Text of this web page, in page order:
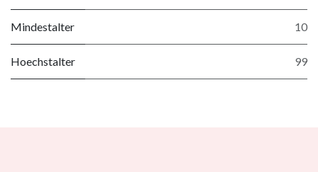
Mindestalter 10
Hoechstalter 99